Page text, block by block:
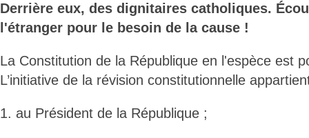
Derrière eux, des dignitaires catholiques.
l'étranger pour le besoin de la cause !
La Constitution de la République en l'espèce est
L’initiative de la révision constitutionnelle
1. au Président de la République ;